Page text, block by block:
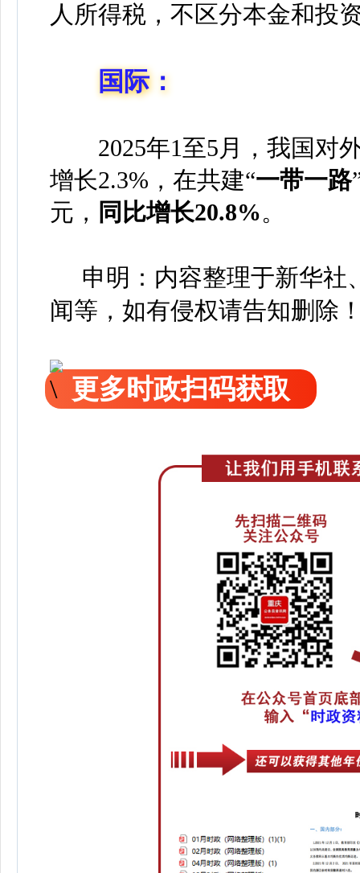
人所得税，不区分本金和投
国际：
2025年1至5月，我国对
增长2.3%，在共建“一带一路
元， 同比增长20.8%。
申明：内容整理于新华社
闻等，如有侵权请告知删除
更多时政扫码获取